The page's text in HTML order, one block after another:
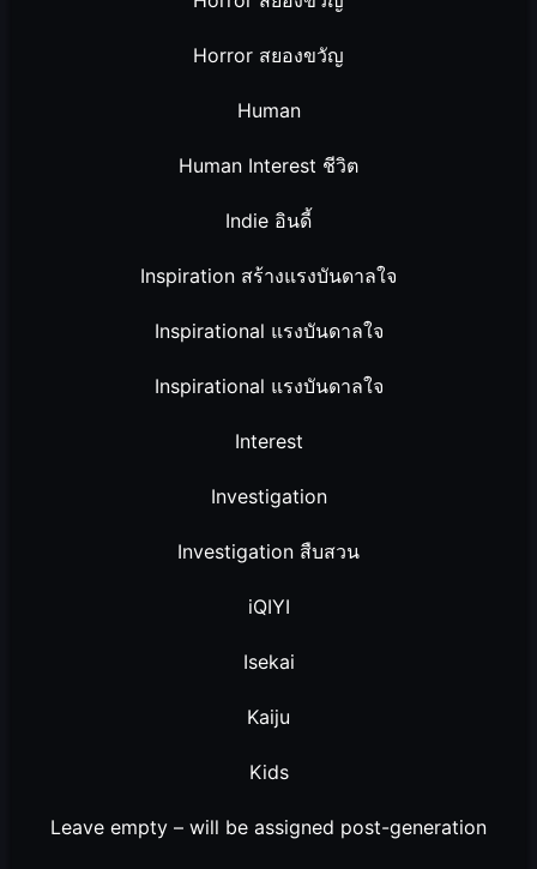
Horror สยองขวัญ
Human
Human Interest ชีวิต
Indie อินดี้
Inspiration สร้างแรงบันดาลใจ
Inspirational แรงบันดาลใจ
Inspirational แรงบันดาลใจ
Interest
Investigation
Investigation สืบสวน
iQIYI
Isekai
Kaiju
Kids
Leave empty – will be assigned post-generation